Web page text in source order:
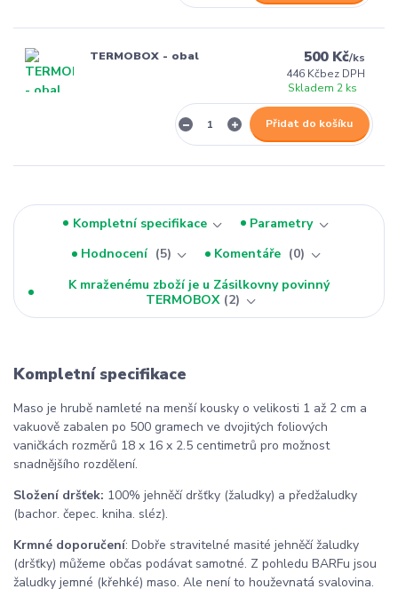
TERMOBOX - obal 500 Kč/ks
446 Kčbez DPH
Skladem 2 ks
Přidat do košíku
Kompletní specifikace
Parametry
Hodnocení
5 Komentáře
0
K mraženému zboží je u Zásilkovny povinný
TERMOBOX 2
Kompletní specifikace
Maso je hrubě namleté na menší kousky o velikosti 1 až 2 cm a
vakuově zabalen po 500 gramech ve dvojitých foliových
vaničkách rozměrů 18 x 16 x 2.5 centimetrů pro možnost
snadnějšího rozdělení.
Složení dršťek: 100% jehněčí dršťky (žaludky) a předžaludky
(bachor. čepec. kniha. sléz).
Krmné doporučení: Dobře stravitelné masité jehněčí žaludky
(dršťky) můžeme občas podávat samotné. Z pohledu BARFu jsou
žaludky jemné (křehké) maso. Ale není to houževnatá svalovina.